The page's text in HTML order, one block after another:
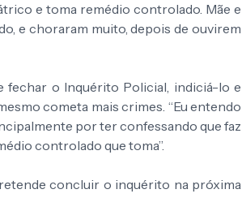
e toma remédio controlado. Mãe e
e choraram muito, depois de ouvirem
fechar o Inquérito Policial, indiciá-lo e
cometa mais crimes. “Eu entendo
por ter confessando que faz
controlado que toma”.
concluir o inquérito na próxima